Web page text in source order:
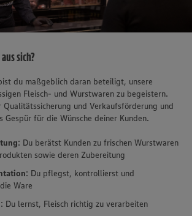
sich?
du maßgeblich daran beteiligt, unsere
Fleisch- und Wurstwaren zu begeistern.
und Verkaufsförderung und
Gespür für die Wünsche deiner Kunden.
: Du berätst Kunden zu frischen Wurstwaren
sowie deren Zubereitung
: Du pflegst, kontrollierst und
Ware
: Du lernst, Fleisch richtig zu verarbeiten